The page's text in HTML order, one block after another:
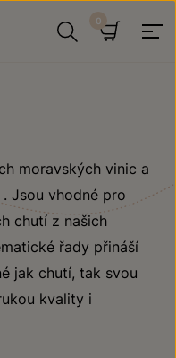
moravských vinic a
Jsou vhodné pro
chutí z našich
řady přináší
jak chutí, tak svou
kvality i